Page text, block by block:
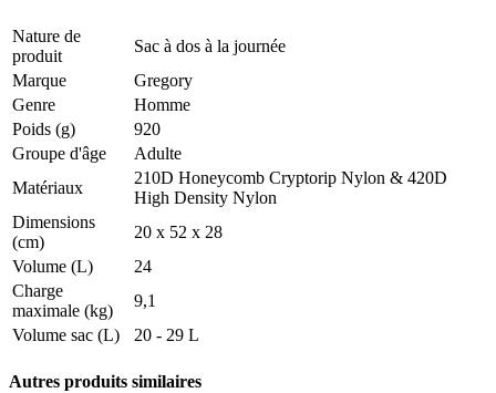
Nature de
produit
Sac à dos à la journée
Marque
Gregory
Genre
Homme
Poids (g)
920
Groupe d'âge
Adulte
Matériaux
210D Honeycomb Cryptorip Nylon & 420D
High Density Nylon
Dimensions
(cm)
20 x 52 x 28
Volume (L)
24
Charge
maximale (kg)
9,1
Volume sac (L)
20 - 29 L
Autres produits similaires